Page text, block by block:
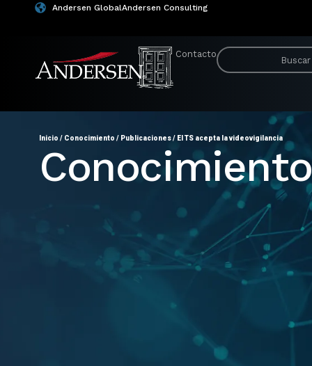
Andersen GlobalAndersen Consulting
Contacto
Inicio / Conocimiento / Publicaciones/ El TS acepta la videovigilancia
Conocimiento